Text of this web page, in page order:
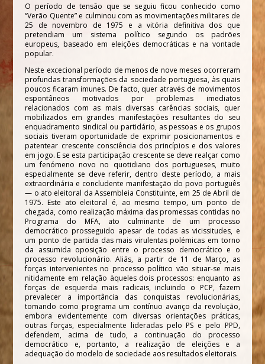
O período de tensão que se seguiu ficou conhecido como
“Verão Quente” e culminou com as movimentações militares de
25 de novembro de 1975 e a vitória definitiva dos que
pretendiam um sistema político segundo os padrões
europeus, baseado em eleições democráticas e na vontade
popular.
Neste excecional período de menos de nove meses ocorreram
profundas transformações da sociedade portuguesa, às quais
poucos ficaram imunes. De facto, quer através de movimentos
espontâneos motivados por problemas imediatos
relacionados com as mais diversas carências sociais, quer
mobilizados em grandes manifestações resultantes do seu
enquadramento sindical ou partidário, as pessoas e os grupos
sociais tiveram oportunidade de exprimir posicionamentos e
patentear crescente consciência dos princípios e dos valores
em jogo. E se esta participação crescente se deve realçar como
um fenómeno novo no quotidiano dos portugueses, muito
especialmente se deve referir, dentro deste período, a mais
extraordinária e concludente manifestação do povo português
— o ato eleitoral da Assembleia Constituinte, em 25 de Abril de
1975. Este ato eleitoral é, ao mesmo tempo, um ponto de
chegada, como realização máxima das promessas contidas no
Programa do MFA, ato culminante de um processo
democrático prosseguido apesar de todas as vicissitudes, e
um ponto de partida das mais virulentas polémicas em torno
da assumida oposição entre o processo democrático e o
processo revolucionário. Aliás, a partir de 11 de Março, as
forças intervenientes no processo político vão situar-se mais
nitidamente em relação àqueles dois processos: enquanto as
forças de esquerda mais radicais, incluindo o PCP, fazem
prevalecer a importância das conquistas revolucionárias,
tomando como programa um contínuo avanço da revolução,
embora evidentemente com diversas orientações práticas,
outras forças, especialmente lideradas pelo PS e pelo PPD,
defendem, acima de tudo, a continuação do processo
democrático e, portanto, a realização de eleições e a
adequação do modelo de sociedade aos resultados eleitorais.